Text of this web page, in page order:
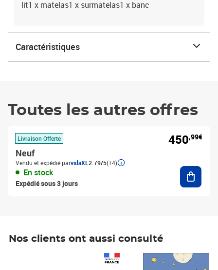
lit1 x matelas1 x surmatelas1 x banc
Caractéristiques
Toutes les autres offres
Livraison Offerte
Neuf
Vendu et expédié parvidaXL 2.79/5(14)
En stock
Expédié sous 3 jours
450,99€
Nos clients ont aussi consulté
Prix 7,50€